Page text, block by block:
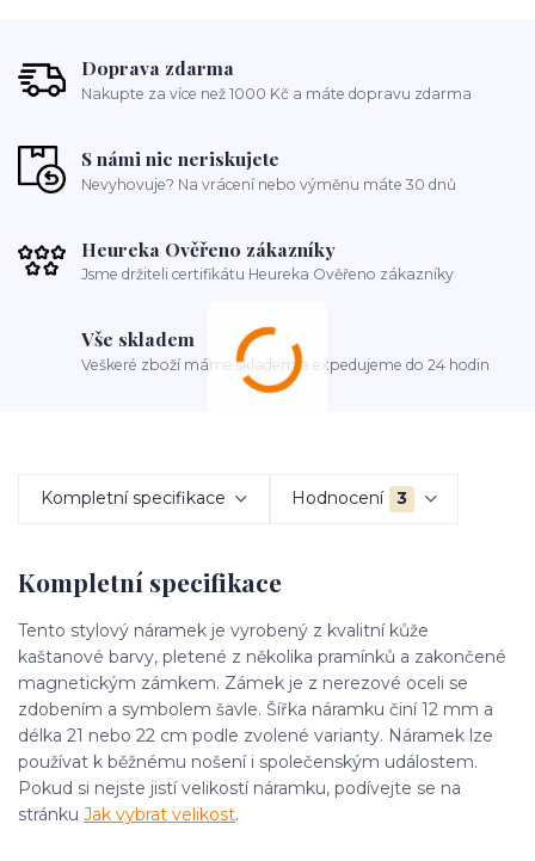
Doprava zdarma
Nakupte za více než 1000 Kč a máte dopravu zdarma
S námi nic neriskujete
Nevyhovuje? Na vrácení nebo výměnu máte 30 dnů
Heureka Ověřeno zákazníky
Jsme držiteli certifikátu Heureka Ověřeno zákazníky
Vše skladem
Veškeré zboží máme skladem a expedujeme do 24 hodin
Kompletní specifikace Hodnocení 3
Kompletní specifikace
Tento stylový náramek je vyrobený z kvalitní kůže
kaštanové barvy, pletené z několika pramínků a zakončené
magnetickým zámkem. Zámek je z nerezové oceli se
zdobením a symbolem šavle. Šířka náramku činí 12 mm a
délka 21 nebo 22 cm podle zvolené varianty. Náramek lze
používat k běžnému nošení i společenským událostem.
Pokud si nejste jistí velikostí náramku, podívejte se na
stránku Jak vybrat velikost.